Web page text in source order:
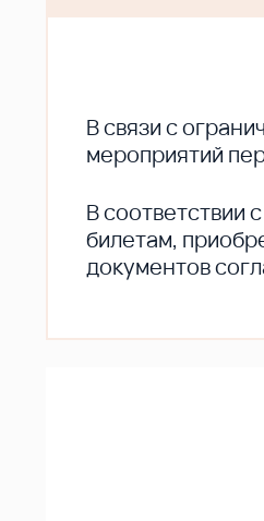
В cвязи с
мероприятий
В соответствии
билетам,
документов